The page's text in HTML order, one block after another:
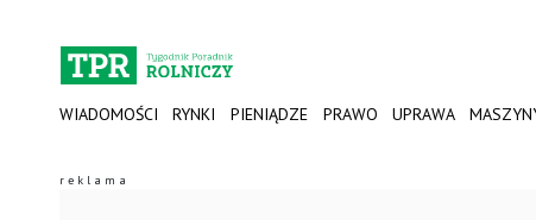
WIADOMOŚCI RYNKI PIENIĄDZE PRAWO UPRAWA